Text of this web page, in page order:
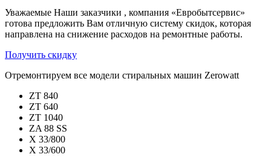
Уважаемые Наши заказчики , компания «Евробытсервис»
готова предложить Вам отличную систему скидок, которая
направлена на снижение расходов на ремонтные работы.
Получить скидку
Отремонтируем все модели стиральных машин Zerowatt
ZT 840
ZT 640
ZT 1040
ZA 88 SS
X 33/800
X 33/600